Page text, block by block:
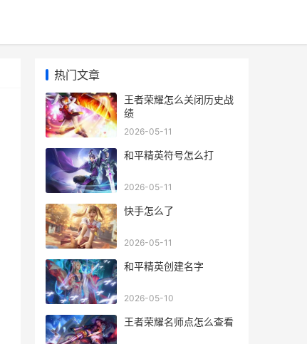
热门文章
王者荣耀怎么关闭历史战
绩
2026-05-11
和平精英符号怎么打
2026-05-11
快手怎么了
2026-05-11
和平精英创建名字
2026-05-10
王者荣耀名师点怎么查看